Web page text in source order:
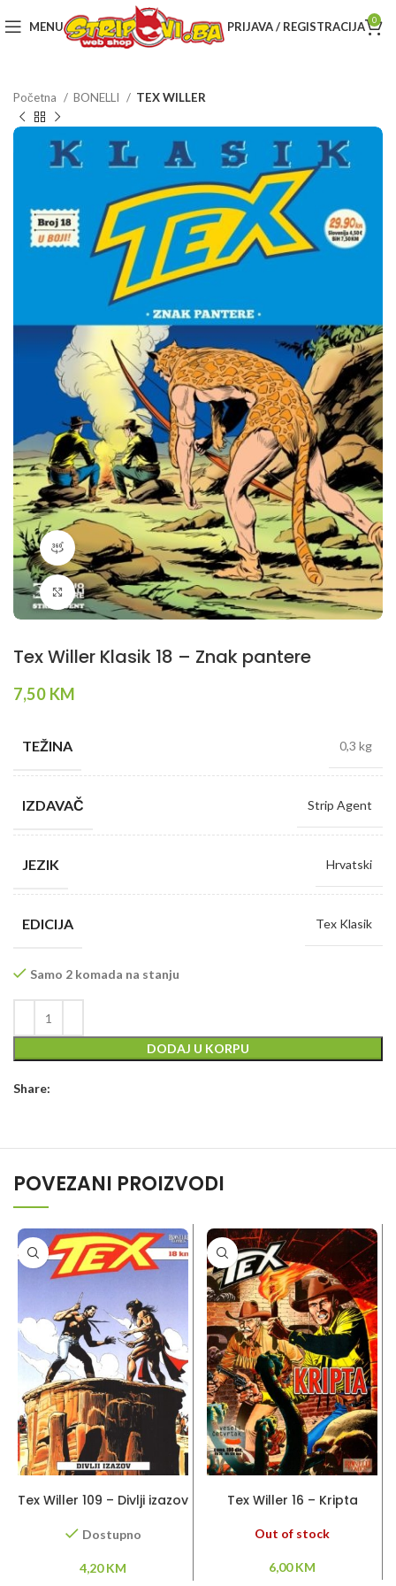
MENU PRIJAVA / REGISTRACIJA 0
Početna BONELLI TEX WILLER
360 product view
Klikni da povečaš
Tex Willer Klasik 18 – Znak pantere
7,50 KM
TEŽINA 0,3 kg
IZDAVAČ Strip Agent
JEZIK Hrvatski
EDICIJA Tex Klasik
Samo 2 komada na stanju
DODAJ U KORPU
Share:
POVEZANI PROIZVODI
Tex Willer 109 – Divlji izazov
Dostupno
4,20KM
Tex Willer 16 – Kripta
Out of stock
6,00KM